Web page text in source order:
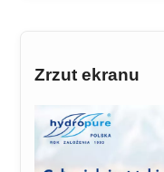
Zrzut ekranu